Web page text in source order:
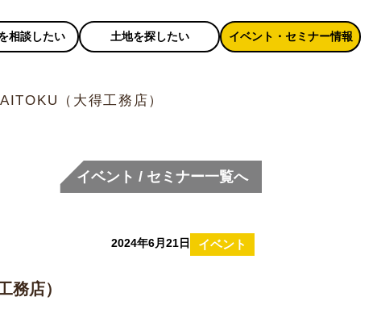
相談したい 土地を探したい イベント・セミナー情報
（大得工務店）
イベント / セミナー一覧へ
イベント
2024年6月21日
務店）